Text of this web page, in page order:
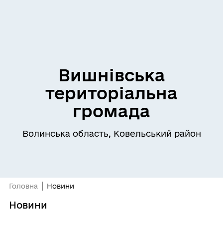
Вишнівська
територіальна
громада
Волинська область, Ковельський район
Головна Новини
Новини